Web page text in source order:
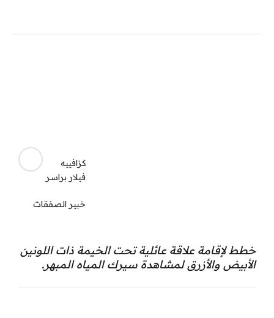
كزافييه
فيلار براسر
خبير الصفقات
خطط لإقامة علاقة عائلية تحت الخيمة ذات اللونين
الأبيض والأزرق لمشاهدة سيرك المياه المبهر.